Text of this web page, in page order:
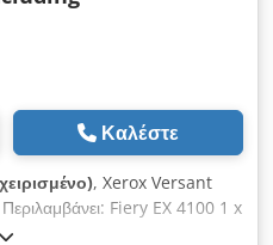
Καλέστε
, Xerox Versant
Fiery EX 4100 1 x
Συσκευή δημιουργίας